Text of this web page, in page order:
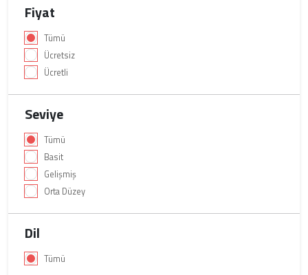
Fiyat
Tümü
Ücretsiz
Ücretli
Seviye
Tümü
Basit
Gelişmiş
Orta Düzey
Dil
Tümü